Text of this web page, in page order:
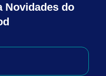
Novidades do